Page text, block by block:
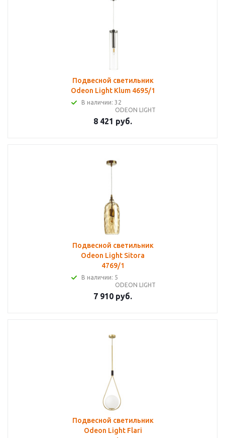
Подвесной светильник
Odeon Light Klum 4695/1
В наличии: 32
ODEON LIGHT
8 421 руб.
Подвесной светильник
Odeon Light Sitora
4769/1
В наличии: 5
ODEON LIGHT
7 910 руб.
Подвесной светильник
Odeon Light Flari